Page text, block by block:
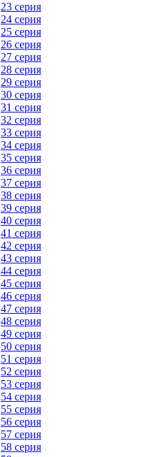
23 серия
24 серия
25 серия
26 серия
27 серия
28 серия
29 серия
30 серия
31 серия
32 серия
33 серия
34 серия
35 серия
36 серия
37 серия
38 серия
39 серия
40 серия
41 серия
42 серия
43 серия
44 серия
45 серия
46 серия
47 серия
48 серия
49 серия
50 серия
51 серия
52 серия
53 серия
54 серия
55 серия
56 серия
57 серия
58 серия